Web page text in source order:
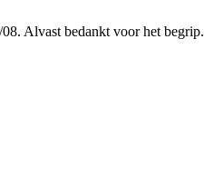
Alvast bedankt voor het begrip.